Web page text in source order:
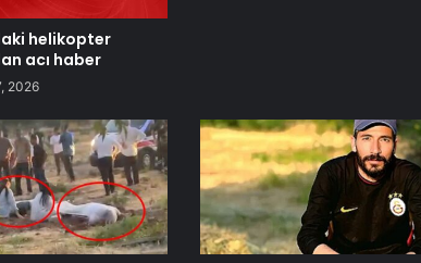
helikopter
acı haber
2026